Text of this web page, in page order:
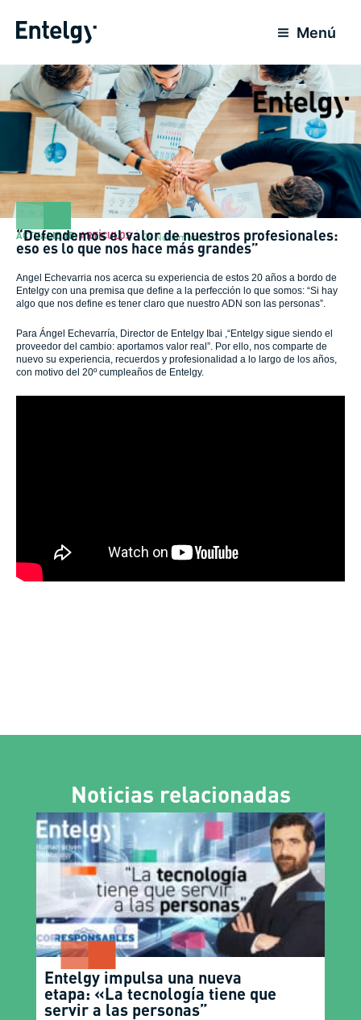
Menú
ACTUALIDAD,ARTÍCULOS 29 Noviembre 2023
“Defendemos el valor de nuestros profesionales:
eso es lo que nos hace más grandes”
Angel Echevarria nos acerca su experiencia de estos 20 años a bordo de
Entelgy con una premisa que define a la perfección lo que somos: “Si hay
algo que nos define es tener claro que nuestro ADN son las personas”.
Para Ángel Echevarría, Director de Entelgy Ibai ,“Entelgy sigue siendo el
proveedor del cambio: aportamos valor real”. Por ello, nos comparte de
nuevo su experiencia, recuerdos y profesionalidad a lo largo de los años,
con motivo del 20º cumpleaños de Entelgy.
Noticias relacionadas
Entelgy impulsa una nueva
etapa: «La tecnología tiene que
servir a las personas”